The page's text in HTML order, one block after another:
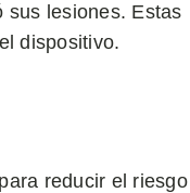
sus lesiones. Estas
dispositivo.
reducir el riesgo